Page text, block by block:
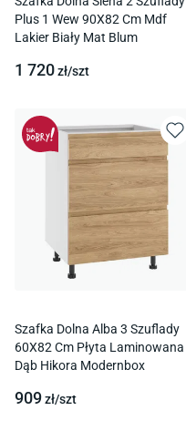
Plus 1 Wew 90X82 Cm Mdf
Lakier Biały Mat Blum
1 720zł/szt
Szafka Dolna Alba 3 Szuflady
60X82 Cm Płyta Laminowana
Dąb Hikora Modernbox
909zł/szt